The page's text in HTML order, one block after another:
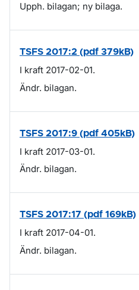
Upph. bilagan; ny bilaga.
TSFS 2017:2 (pdf 379kB)
I kraft 2017-02-01.
Ändr. bilagan.
TSFS 2017:9 (pdf 405kB)
I kraft 2017-03-01.
Ändr. bilagan.
TSFS 2017:17 (pdf 169kB)
I kraft 2017-04-01.
Ändr. bilagan.